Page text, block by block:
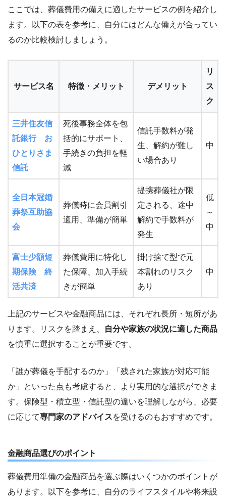
ここでは、葬儀費用の備えに適したサービスの例を紹介し
ます。以下の表を参考に、自分にはどんな備えが合ってい
るのか比較検討しましょう。
サービス名 特徴・メリット デメリット
リ
ス
ク
三井住友信
託銀行 お
ひとりさま
信託
死後事務全体を包
括的にサポート、
手続きの負担を軽
減
信託手数料が発
生、解約が難し
い場合あり
中
全日本冠婚
葬祭互助協
会
葬儀時に会員割引
適用、準備が簡単
提携葬儀社が限
定される、途中
解約で手数料が
発生
低
～
中
富士少額短
期保険 終
活共済
葬儀費用に特化し
た保障、加入手続
きが簡単
掛け捨て型で元
本割れのリスク
あり
中
上記のサービスや金融商品には、それぞれ長所・短所があ
ります。リスクを踏まえ、
自分や家族の状況に適した商品
を慎重に選択することが重要です。
「誰が葬儀を手配するのか」「残された家族が対応可能
か」といった点も考慮すると、より実用的な選択ができま
す。保険型・積立型・信託型の違いを理解しながら、必要
に応じて専門家のアドバイスを受けるのもおすすめです。
金融商品選びのポイント
葬儀費用準備の金融商品を選ぶ際はいくつかのポイントが
あります。以下を参考に、自分のライフスタイルや将来設